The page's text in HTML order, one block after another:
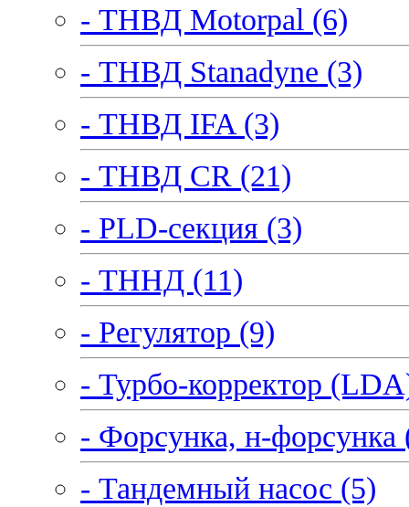
- ТНВД Motorpal (6)
- ТНВД Stanadyne (3)
- ТНВД IFA (3)
- ТНВД CR (21)
- PLD-секция (3)
- ТННД (11)
- Регулятор (9)
- Турбо-корректор
- Форсунка, н-форсунка
- Тандемный насос (5)